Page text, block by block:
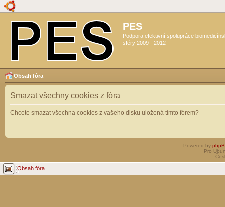
PES
Podpora efektivní spolupráce
sféry 2009 - 2012
Obsah fóra
Smazat všechny cookies z fóra
Chcete smazat všechna cookies z vašeho disku uložená tímto fórem?
Powered by
Pro
Obsah fóra